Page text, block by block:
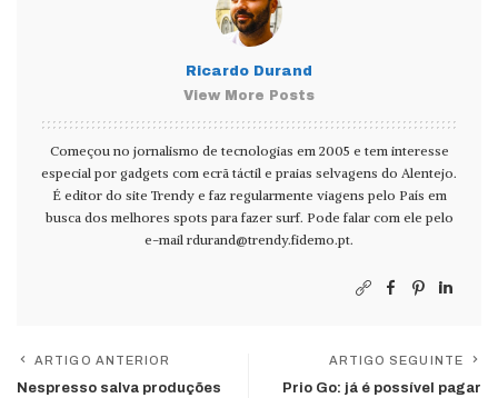
Ricardo Durand
View More Posts
Começou no jornalismo de tecnologias em 2005 e tem interesse
especial por gadgets com ecrã táctil e praias selvagens do Alentejo.
É editor do site Trendy e faz regularmente viagens pelo País em
busca dos melhores spots para fazer surf. Pode falar com ele pelo
e-mail rdurand@trendy.fidemo.pt.
ARTIGO ANTERIOR
Nespresso salva produções
ARTIGO SEGUINTE
Prio Go: já é possível pagar